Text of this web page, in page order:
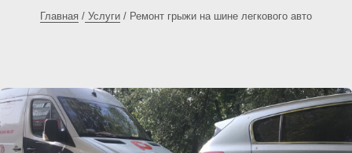
Снятие/установка колеса
Вызвать мастера